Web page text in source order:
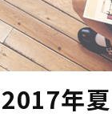
年